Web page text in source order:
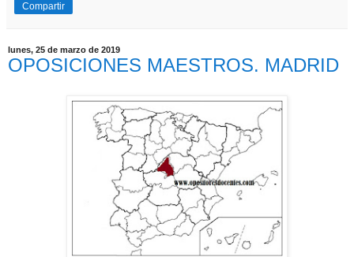
Compartir
lunes, 25 de marzo de 2019
OPOSICIONES MAESTROS. MADRID